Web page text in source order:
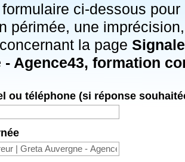
ci-dessous
périmée, une
la page
- Agence43, formation
ou téléphone (si réponse